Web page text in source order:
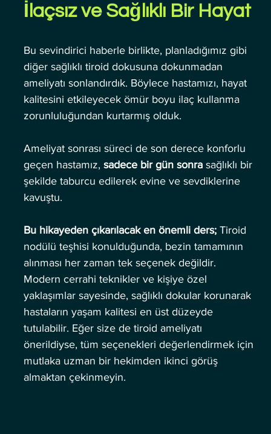
İlaçsız ve Sağlıklı Bir Hayat
Bu sevindirici haberle birlikte, planladığımız gibi
diğer sağlıklı tiroid dokusuna dokunmadan
ameliyatı sonlandırdık. Böylece hastamızı, hayat
kalitesini etkileyecek ömür boyu ilaç kullanma
zorunluluğundan kurtarmış olduk.
Ameliyat sonrası süreci de son derece konforlu
geçen hastamız, sadece bir gün sonra sağlıklı bir
şekilde taburcu edilerek evine ve sevdiklerine
kavuştu.
Bu hikayeden çıkarılacak en önemli ders; Tiroid
nodülü teşhisi konulduğunda, bezin tamamının
alınması her zaman tek seçenek değildir.
Modern cerrahi teknikler ve kişiye özel
yaklaşımlar sayesinde, sağlıklı dokular korunarak
hastaların yaşam kalitesi en üst düzeyde
tutulabilir. Eğer size de tiroid ameliyatı
önerildiyse, tüm seçenekleri değerlendirmek için
mutlaka uzman bir hekimden ikinci görüş
almaktan çekinmeyin.